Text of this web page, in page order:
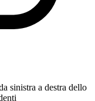
sinistra a destra dello